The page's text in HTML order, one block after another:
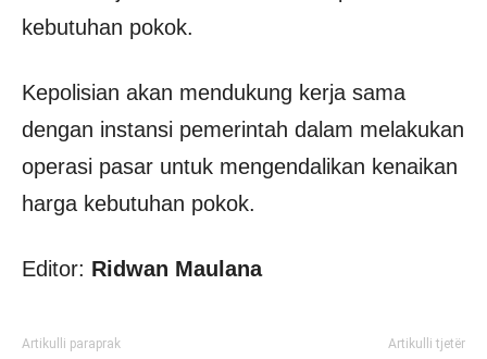
kebutuhan pokok.
Kepolisian akan mendukung kerja sama
dengan instansi pemerintah dalam melakukan
operasi pasar untuk mengendalikan kenaikan
harga kebutuhan pokok.
Editor: Ridwan Maulana
Artikulli paraprak Artikulli tjetër